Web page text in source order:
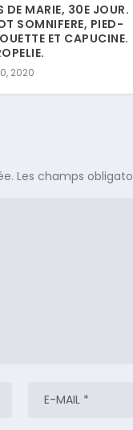
DE MARIE, 30E JOUR.
SOMNIFERE, PIED-
ET CAPUCINE.
2020
Les champs